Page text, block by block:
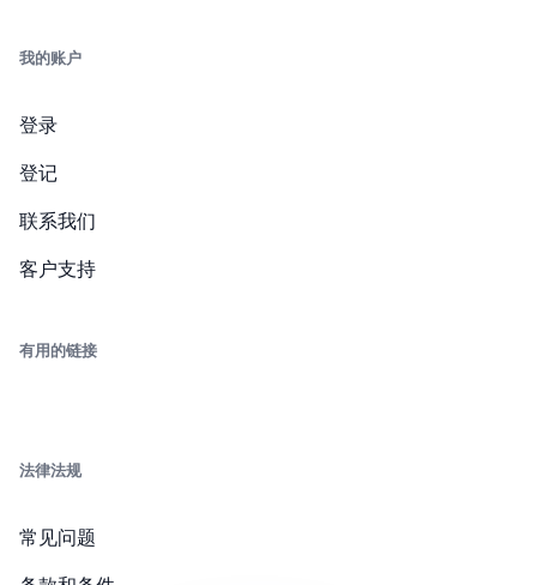
我的账户
登录
登记
联系我们
客户支持
有用的链接
法律法规
常见问题